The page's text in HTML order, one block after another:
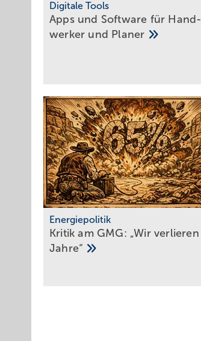
Digitale Tools
Apps und Soft­ware für Hand­
werker und Planer
Energiepolitik
Kritik am GMG: „Wir verlieren
Jahre“